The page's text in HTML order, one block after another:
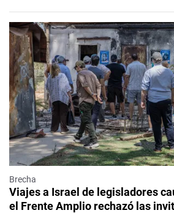
Brecha
Viajes a Israel de legisladores
el Frente Amplio rechazó las